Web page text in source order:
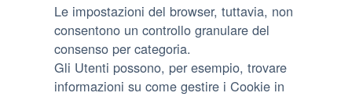
Le impostazioni del browser, tuttavia, non
consentono un controllo granulare del
consenso per categoria.
Gli Utenti possono, per esempio, trovare
informazioni su come gestire i Cookie in